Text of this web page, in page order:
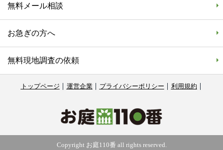
無料メール相談
お急ぎの方へ
無料現地調査の依頼
トップページ 運営企業 プライバシーポリシー 利用規約
Copyright お庭110番 all rights reserved.